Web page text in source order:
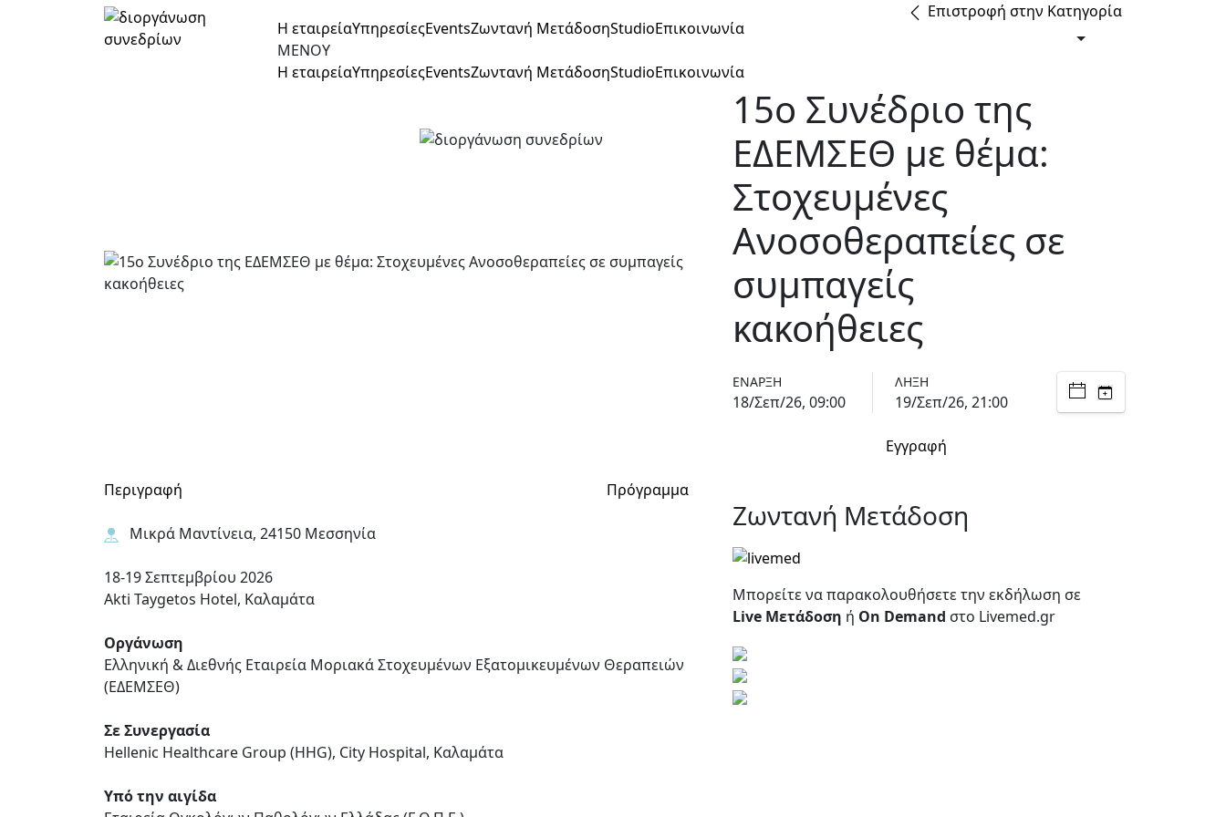
Η εταιρείαΥπηρεσίεςEventsΖωντανή ΜετάδοσηStudioΕπικοινωνία
ΜΕΝΟΥ
Η εταιρείαΥπηρεσίεςEventsΖωντανή ΜετάδοσηStudioΕπικοινωνία
Επιστροφή στην Κατηγορία
15o Συνέδριο της
ΕΔΕΜΣΕΘ με θέμα:
Στοχευμένες
Ανοσοθεραπείες σε
συμπαγείς
κακοήθειες
ΈΝΑΡΞΗ
18/Σεπ/26, 09:00
ΛΉΞΗ
19/Σεπ/26, 21:00
Εγγραφή
Περιγραφή Πρόγραμμα
Μικρά Μαντίνεια, 24150 Μεσσηνία
18-19 Σεπτεμβρίου 2026
Akti Taygetos Hotel, Καλαμάτα
Οργάνωση
Ελληνική & Διεθνής Εταιρεία Μοριακά Στοχευμένων Εξατομικευμένων Θεραπειών
(ΕΔΕΜΣΕΘ)
Σε Συνεργασία
Hellenic Healthcare Group (HHG), City Hospital, Καλαμάτα
Υπό την αιγίδα
Ζωντανή Μετάδοση
Μπορείτε να παρακολουθήσετε την εκδήλωση σε
Live Mετάδοση ή On Demand στο Livemed.gr